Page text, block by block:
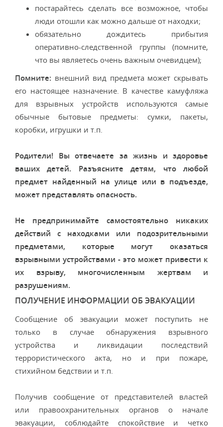
постарайтесь сделать все возможное, чтобы
люди отошли как можно дальше от находки;
обязательно дождитесь прибытия
оперативно-следственной группы (помните,
что вы являетесь очень важным очевидцем);
Помните: внешний вид предмета может скрывать
его настоящее назначение. В качестве камуфляжа
для взрывных устройств используются самые
обычные бытовые предметы: сумки, пакеты,
коробки, игрушки и т.п.
Родители! Вы отвечаете за жизнь и здоровье
ваших детей. Разъясните детям, что любой
предмет найденный на улице или в подъезде,
может представлять опасность.
Не предпринимайте самостоятельно никаких
действий с находками или подозрительными
предметами, которые могут оказаться
взрывными устройствами - это может привести к
их взрыву, многочисленным жертвам и
разрушениям.
ПОЛУЧЕНИЕ ИНФОРМАЦИИ ОБ ЭВАКУАЦИИ
Сообщение об эвакуации может поступить не
только в случае обнаружения взрывного
устройства и ликвидации последствий
террористического акта, но и при пожаре,
стихийном бедствии и т.п.
Получив сообщение от представителей властей
или правоохранительных органов о начале
эвакуации, соблюдайте спокойствие и четко